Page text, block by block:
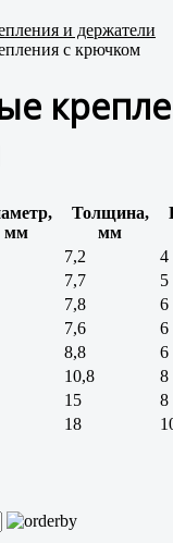
и держатели
с крючком
мм
Толщина,
мм
7,2 4
7,7 5
7,8 6
7,6 6
8,8 6
10,8 8
15 8
18